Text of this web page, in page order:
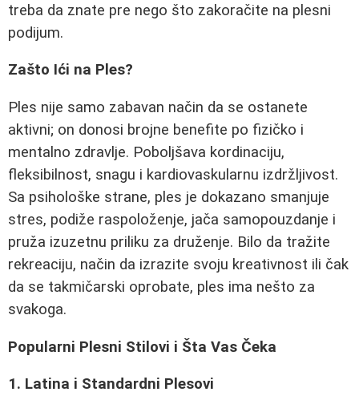
treba da znate pre nego što zakoračite na plesni
podijum.
Zašto Ići na Ples?
Ples nije samo zabavan način da se ostanete
aktivni; on donosi brojne benefite po fizičko i
mentalno zdravlje. Poboljšava kordinaciju,
fleksibilnost, snagu i kardiovaskularnu izdržljivost.
Sa psihološke strane, ples je dokazano smanjuje
stres, podiže raspoloženje, jača samopouzdanje i
pruža izuzetnu priliku za druženje. Bilo da tražite
rekreaciju, način da izrazite svoju kreativnost ili čak
da se takmičarski oprobate, ples ima nešto za
svakoga.
Popularni Plesni Stilovi i Šta Vas Čeka
1. Latina i Standardni Plesovi